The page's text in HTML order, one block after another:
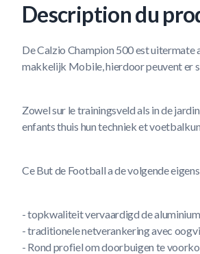
Description du
De Calzio Champion 500 est uitermate
makkelijk Mobile, hierdoor peuvent er
Zowel sur le trainingsveld als in de
enfants thuis hun techniek et
Ce But de Football a de volgende
- topkwaliteit vervaardigd de aluminium
- traditionele netverankering avec
- Rond profiel om doorbuigen te